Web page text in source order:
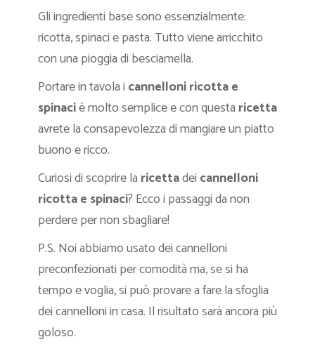
Gli ingredienti base sono essenzialmente:
ricotta, spinaci e pasta. Tutto viene arricchito
con una pioggia di besciamella.
Portare in tavola i cannelloni ricotta e
spinaciè molto semplice e con questa ricetta
avrete la consapevolezza di mangiare un piatto
buono e ricco.
Curiosi di scoprire la ricettadei cannelloni
ricotta e spinaci? Ecco i passaggi da non
perdere per non sbagliare!
P.S. Noi abbiamo usato dei cannelloni
preconfezionati per comodità ma, se si ha
tempo e voglia, si può provare a fare la sfoglia
dei cannelloni in casa. Il risultato sarà ancora più
goloso.